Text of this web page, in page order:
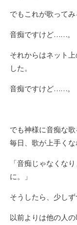
でもこれが歌って
音痴ですけど……。
それからはネット
した。
音痴ですけど……。
でも神様に音痴な
毎日、歌が上手くな
「音痴じゃなくな
に。」
そうしたら、少し
以前よりは他の人